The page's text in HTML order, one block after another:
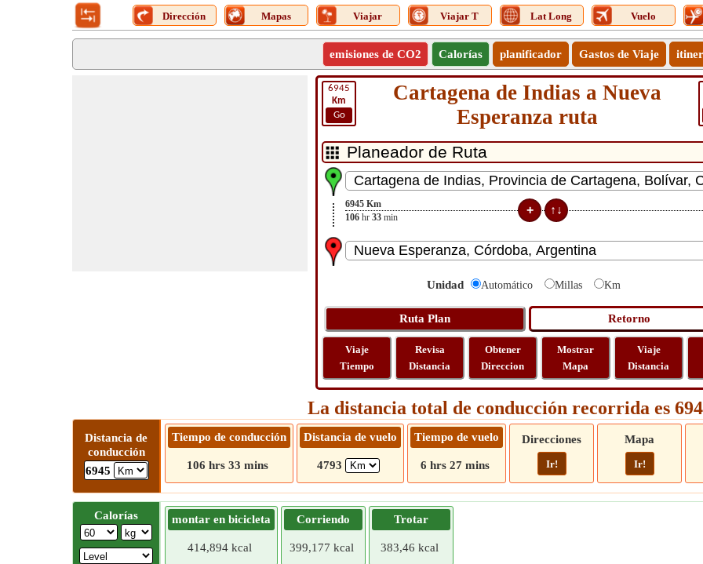
Dirección Mapas Viajar Viajar T Lat Long Vuelo
emisiones de CO2 Calorías planificador Gastos de Viaje
6945
Km
Go
Cartagena de Indias a Nueva
Esperanza ruta
6945 Km
106 hr 33 min
Unidad Automático Millas Km
Viaje
Tiempo
Revisa
Distancia
Obtener
Direccion
Mostrar
Mapa
Viaje
Distancia
La distancia total de conducción recorrida es
Distancia de
conducción
6945
Tiempo de conducción
106 hrs 33 mins
Distancia de vuelo
4793
Tiempo de vuelo
6 hrs 27 mins
Direcciones
Ir!
Mapa
Ir!
Calorías montar en bicicleta
414,894 kcal
Corriendo
399,177 kcal
Trotar
383,46 kcal